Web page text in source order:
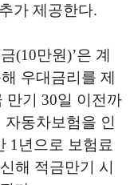
가 제공한다.
(10만원)’은 계
우대금리를 제
만기 30일 이전까
동차보험을 인
1년으로 보험료
해 적금만기 시